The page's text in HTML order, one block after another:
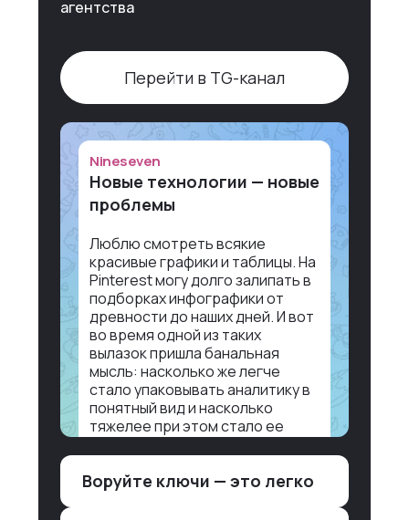
агентства
Перейти в TG-канал
Nineseven
Новые технологии — новые
проблемы
Люблю смотреть всякие
красивые графики и таблицы. На
Pinterest могу долго залипать в
подборках инфографики от
древности до наших дней. И вот
во время одной из таких
вылазок пришла банальная
мысль: насколько же легче
стало упаковывать аналитику в
понятный вид и насколько
тяжелее при этом стало ее
воспринимать.
Объясню в разрезе нашей
Воруйте ключи — это легко